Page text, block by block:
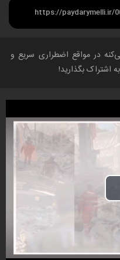
در مواقع اضطراری سریع و
اشتراک بگذارید!